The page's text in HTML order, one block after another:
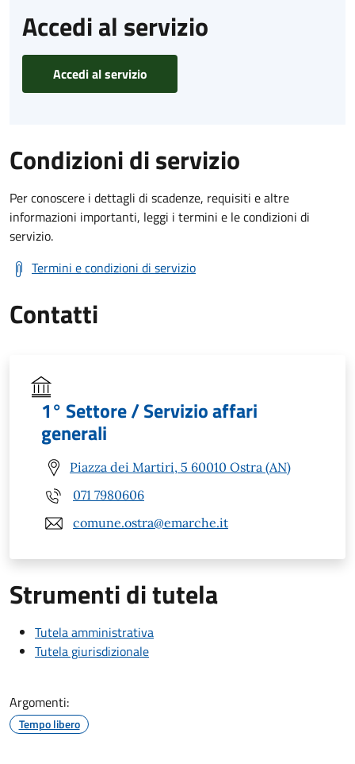
Accedi al servizio
Accedi al servizio
Condizioni di servizio
Per conoscere i dettagli di scadenze, requisiti e altre
informazioni importanti, leggi i termini e le condizioni di
servizio.
Termini e condizioni di servizio
Contatti
1° Settore / Servizio affari
generali
Piazza dei Martiri, 5 60010 Ostra (AN)
071 7980606
comune.ostra@emarche.it
Strumenti di tutela
Tutela amministrativa
Tutela giurisdizionale
Argomenti:
Tempo libero